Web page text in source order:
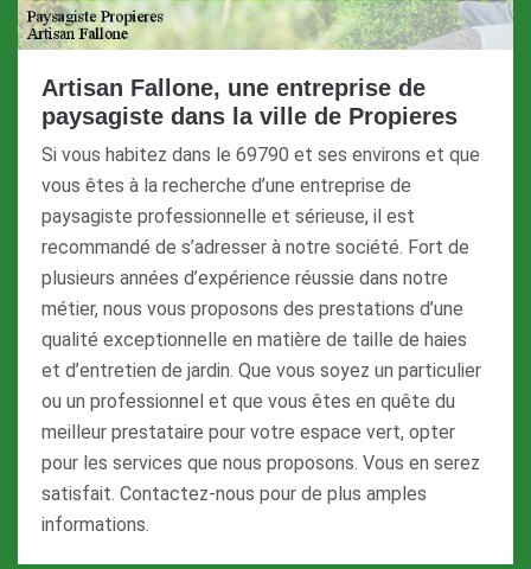
Artisan Fallone, une entreprise de
paysagiste dans la ville de Propieres
Si vous habitez dans le 69790 et ses environs et que
vous êtes à la recherche d’une entreprise de
paysagiste professionnelle et sérieuse, il est
recommandé de s’adresser à notre société. Fort de
plusieurs années d’expérience réussie dans notre
métier, nous vous proposons des prestations d’une
qualité exceptionnelle en matière de taille de haies
et d’entretien de jardin. Que vous soyez un particulier
ou un professionnel et que vous êtes en quête du
meilleur prestataire pour votre espace vert, opter
pour les services que nous proposons. Vous en serez
satisfait. Contactez-nous pour de plus amples
informations.